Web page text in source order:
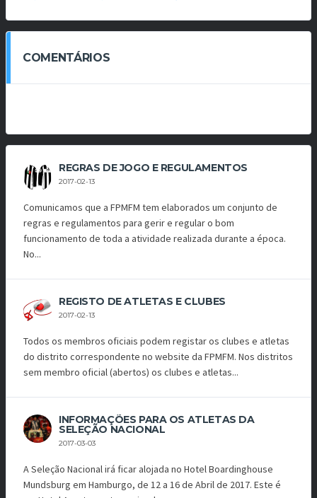
COMENTÁRIOS
REGRAS DE JOGO E REGULAMENTOS
2017-02-13
Comunicamos que a FPMFM tem elaborados um conjunto de
regras e regulamentos para gerir e regular o bom
funcionamento de toda a atividade realizada durante a época.
No...
REGISTO DE ATLETAS E CLUBES
2017-02-13
Todos os membros oficiais podem registar os clubes e atletas
do distrito correspondente no website da FPMFM. Nos distritos
sem membro oficial (abertos) os clubes e atletas...
INFORMAÇÕES PARA OS ATLETAS DA
SELEÇÃO NACIONAL
2017-03-03
A Seleção Nacional irá ficar alojada no Hotel Boardinghouse
Mundsburg em Hamburgo, de 12 a 16 de Abril de 2017. Este é